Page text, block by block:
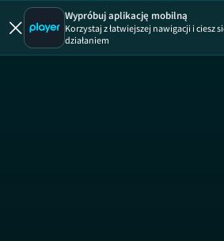
Wypróbuj aplikację mobilną
Korzystaj z łatwiejszej nawigacji i ciesz
działaniem